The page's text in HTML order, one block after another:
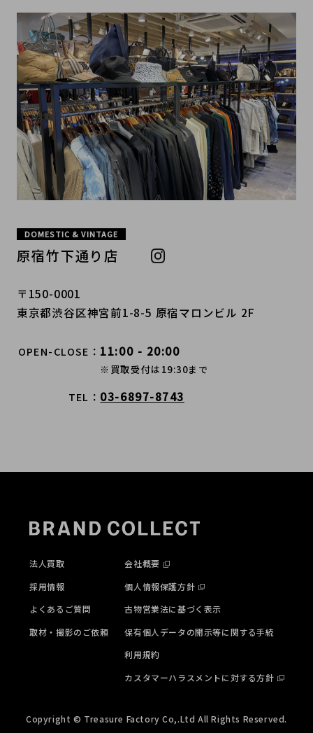
DOMESTIC & VINTAGE
原宿竹下通り店
〒150-0001
東京都渋谷区神宮前1-8-5 原宿マロンビル 2F
OPEN-CLOSE 11:00 - 20:00
※買取受付は19:30まで
TEL 03-6897-8743
法人買取
採用情報
よくあるご質問
取材・撮影のご依頼
会社概要
個人情報保護方針
古物営業法に基づく表示
保有個人データの開示等に関する手続
利用規約
カスタマーハラスメントに対する方針
Copyright © Treasure Factory Co,.Ltd All Rights Reserved.